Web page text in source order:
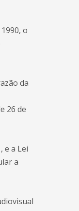
o
da
26 de
e a Lei
a